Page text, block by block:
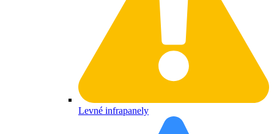
Levné infrapanely